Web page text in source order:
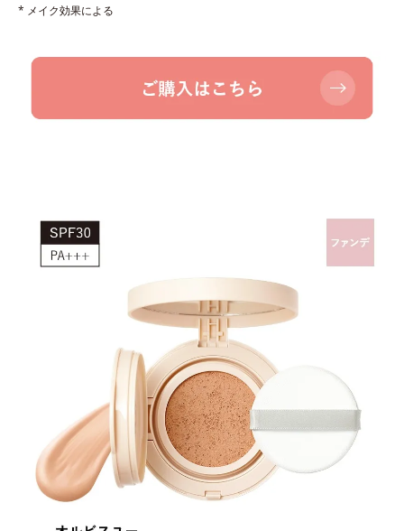
* メイク効果による